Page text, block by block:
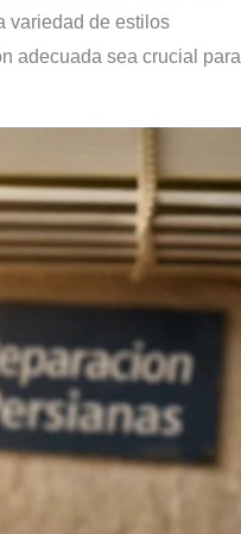
variedad de estilos
adecuada sea crucial para